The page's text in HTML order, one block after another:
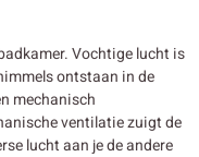
Vochtige lucht is
ontstaan in de
mechanisch
ventilatie zuigt de
lucht aan je de andere